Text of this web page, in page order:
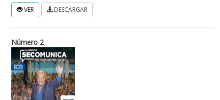
VER DESCARGAR
Número 2